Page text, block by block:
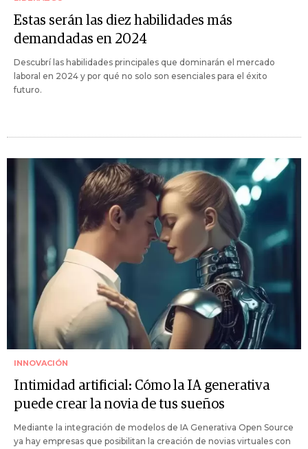
Estas serán las diez habilidades más
demandadas en 2024
Descubrí las habilidades principales que dominarán el mercado
laboral en 2024 y por qué no solo son esenciales para el éxito
futuro.
INNOVACIÓN
Intimidad artificial: Cómo la IA generativa
puede crear la novia de tus sueños
Mediante la integración de modelos de IA Generativa Open Source
ya hay empresas que posibilitan la creación de novias virtuales con